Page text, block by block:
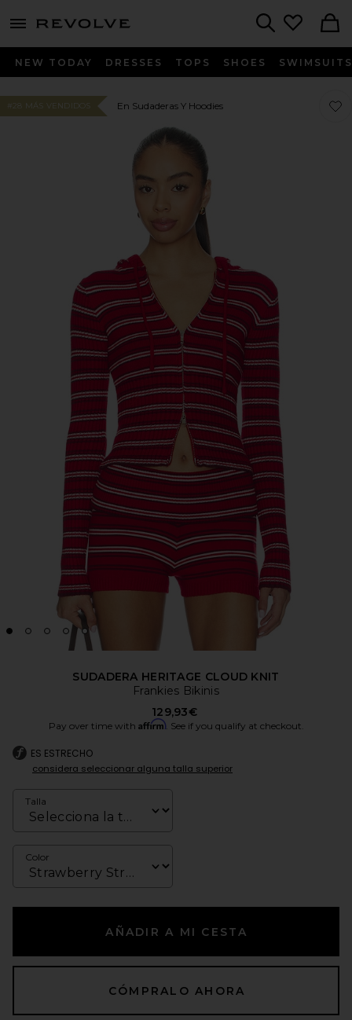
menu - shows more content
NEW TODAY DRESSES TOPS SHOES SWIMSUITS
#28 MÁS VENDIDOS En Sudaderas Y Hoodies
SUDADERA HERITAGE CLOUD KNIT
Frankies Bikinis
129,93€
Pay over time with Affirm. See if you qualify at checkout.
ES ESTRECHO
considera seleccionar alguna talla superior
Talla
Color
AÑADIR A MI CESTA
CÓMPRALO AHORA